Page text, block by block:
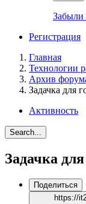
Забыли
Регистрация
Главная
Технологии
Архив
Задачка для
Активность
Search...
Задачка
Поделиться
https://